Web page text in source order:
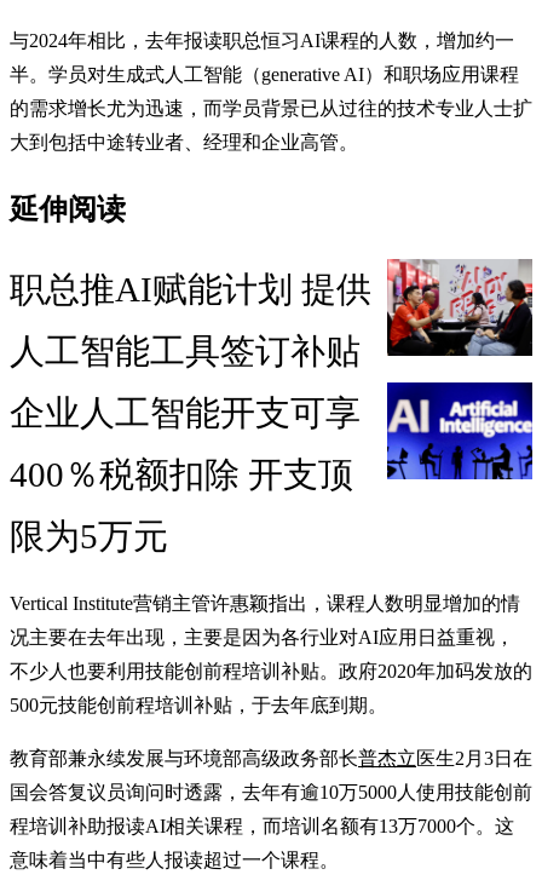
与2024年相比，去年报读职总恒习AI课程的人数，增加约一
半。学员对生成式人工智能（generative AI）和职场应用课程
的需求增长尤为迅速，而学员背景已从过往的技术专业人士扩
大到包括中途转业者、经理和企业高管。
延伸阅读
职总推AI赋能计划 提供
人工智能工具签订补贴
企业人工智能开支可享
400％税额扣除 开支顶
限为5万元
Vertical Institute营销主管许惠颖指出，课程人数明显增加的情
况主要在去年出现，主要是因为各行业对AI应用日益重视，
不少人也要利用技能创前程培训补贴。政府2020年加码发放的
500元技能创前程培训补贴，于去年底到期。
教育部兼永续发展与环境部高级政务部长普杰立医生2月3日在
国会答复议员询问时透露，去年有逾10万5000人使用技能创前
程培训补助报读AI相关课程，而培训名额有13万7000个。这
意味着当中有些人报读超过一个课程。